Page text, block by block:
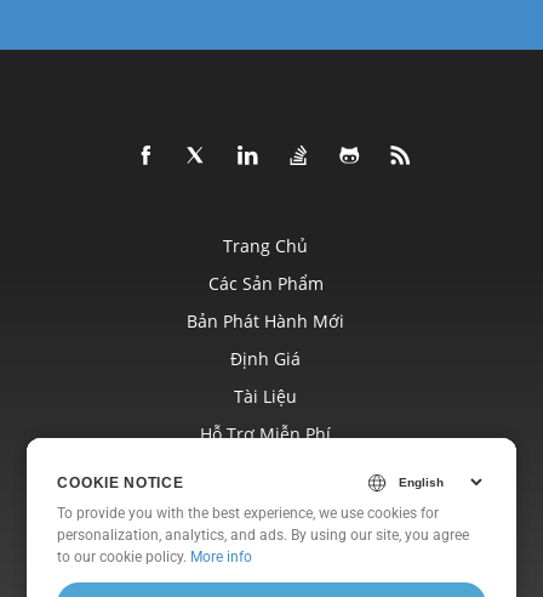
COOKIE NOTICE
To provide you with the best experience, we use cookies for
personalization, analytics, and ads. By using our site, you agree
toour cookie policy.
Trang Chủ
Các Sản Phẩm
Bản Phát Hành Mới
Định Giá
Tài Liệu
Hỗ Trợ Miễn Phí
Trang Web
Về
COOKIE NOTICE
To provide you with the best experience, we use cookies for
personalization, analytics, and ads. By using our site, you agree
to our cookie policy. More info